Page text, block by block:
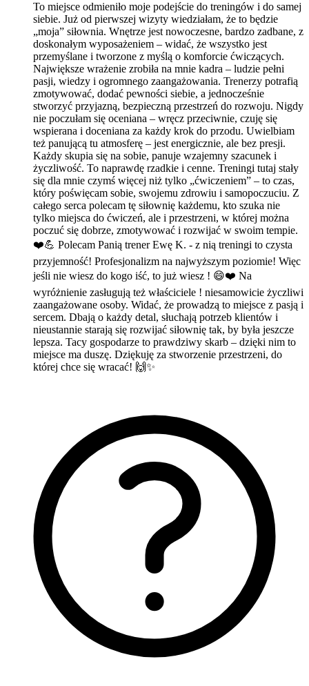
To miejsce odmieniło moje podejście do treningów i do samej
siebie. Już od pierwszej wizyty wiedziałam, że to będzie
„moja” siłownia. Wnętrze jest nowoczesne, bardzo zadbane, z
doskonałym wyposażeniem – widać, że wszystko jest
przemyślane i tworzone z myślą o komforcie ćwiczących.
Największe wrażenie zrobiła na mnie kadra – ludzie pełni
pasji, wiedzy i ogromnego zaangażowania. Trenerzy potrafią
zmotywować, dodać pewności siebie, a jednocześnie
stworzyć przyjazną, bezpieczną przestrzeń do rozwoju. Nigdy
nie poczułam się oceniana – wręcz przeciwnie, czuję się
wspierana i doceniana za każdy krok do przodu. Uwielbiam
też panującą tu atmosferę – jest energicznie, ale bez presji.
Każdy skupia się na sobie, panuje wzajemny szacunek i
życzliwość. To naprawdę rzadkie i cenne. Treningi tutaj stały
się dla mnie czymś więcej niż tylko „ćwiczeniem” – to czas,
który poświęcam sobie, swojemu zdrowiu i samopoczuciu. Z
całego serca polecam tę siłownię każdemu, kto szuka nie
tylko miejsca do ćwiczeń, ale i przestrzeni, w której można
poczuć się dobrze, zmotywować i rozwijać w swoim tempie.
❤️💪 Polecam Panią trener Ewę K. - z nią treningi to czysta
przyjemność! Profesjonalizm na najwyższym poziomie! Więc
jeśli nie wiesz do kogo iść, to już wiesz ! 😄❤️ Na
wyróżnienie zasługują też właściciele ! niesamowicie życzliwi
zaangażowane osoby. Widać, że prowadzą to miejsce z pasją i
sercem. Dbają o każdy detal, słuchają potrzeb klientów i
nieustannie starają się rozwijać siłownię tak, by była jeszcze
lepsza. Tacy gospodarze to prawdziwy skarb – dzięki nim to
miejsce ma duszę. Dziękuję za stworzenie przestrzeni, do
której chce się wracać! 🙌✨